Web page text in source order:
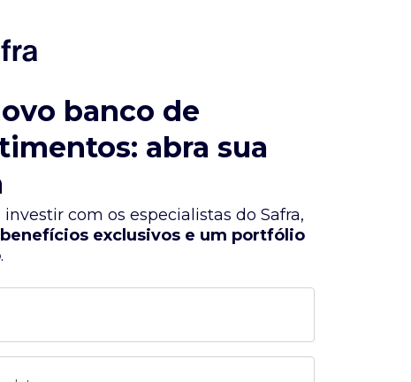
banco de
abra sua
investir com os especialistas do Safra,
benefícios exclusivos e um portfólio
.